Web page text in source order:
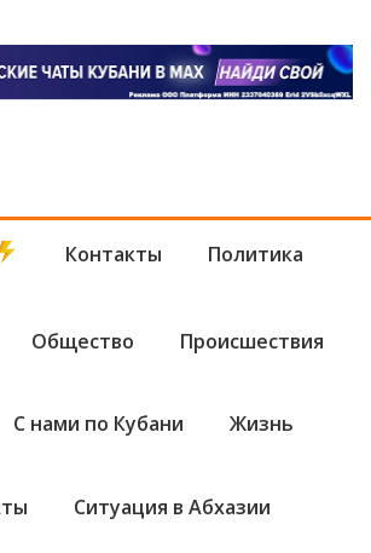
Контакты Политика
Общество Происшествия
С нами по Кубани Жизнь
Ситуация в Абхазии